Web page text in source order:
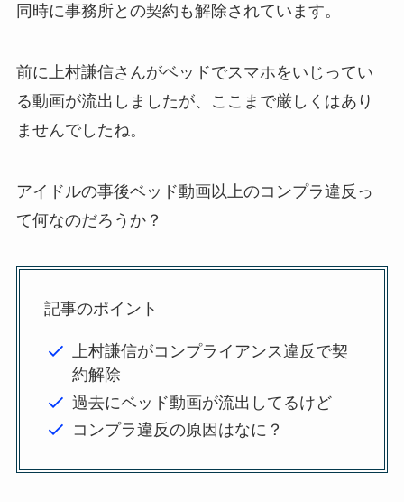
同時に事務所との契約も解除されています。
前に上村謙信さんがベッドでスマホをいじってい
る動画が流出しましたが、ここまで厳しくはあり
ませんでしたね。
アイドルの事後ベッド動画以上のコンプラ違反っ
て何なのだろうか？
記事のポイント
上村謙信がコンプライアンス違反で契
約解除
過去にベッド動画が流出してるけど
コンプラ違反の原因はなに？